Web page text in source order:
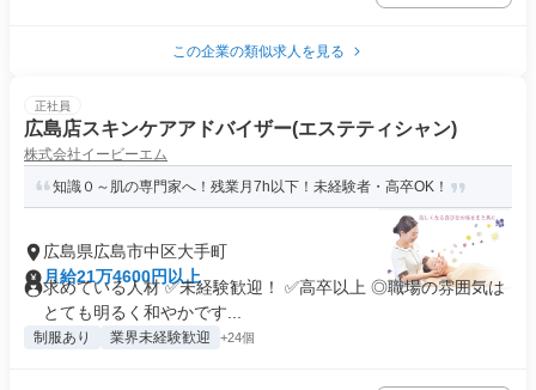
この企業の類似求人を見る
正社員
広島店スキンケアアドバイザー(エステティシャン)
株式会社イービーエム
知識０～肌の専門家へ！残業月7h以下！未経験者・高卒OK！
広島県広島市中区大手町
月給21万4600円以上
求めている人材 ✅未経験歓迎！ ✅高卒以上 ◎職場の雰囲気は
とても明るく和やかです...
制服あり 業界未経験歓迎 +24個